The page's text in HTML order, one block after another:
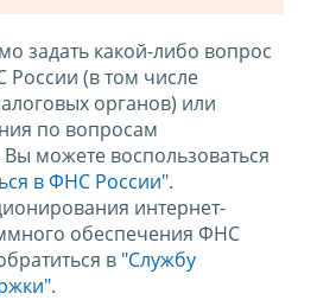
задать какой-либо вопрос
России (в том числе
органов) или
по вопросам
можете воспользоваться
в ФНС России".
интернет-
обеспечения ФНС
в "Службу